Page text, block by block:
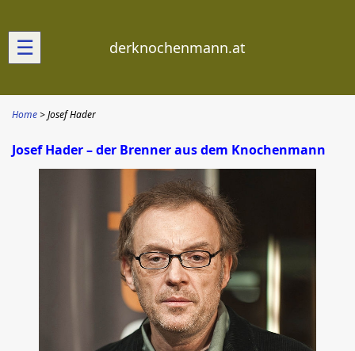
☰ derknochenmann.at
Home Josef Hader
Josef Hader – der Brenner aus dem Knochenmann